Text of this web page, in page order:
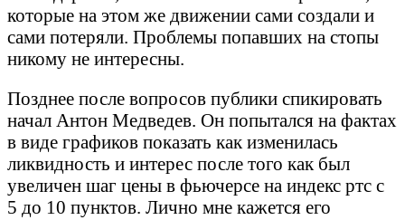
которые на этом же движении сами создали и
сами потеряли. Проблемы попавших на стопы
никому не интересны.
Позднее после вопросов публики спикировать
начал Антон Медведев. Он попытался на фактах
в виде графиков показать как изменилась
ликвидность и интерес после того как был
увеличен шаг цены в фьючерсе на индекс ртс с
5 до 10 пунктов. Лично мне кажется его